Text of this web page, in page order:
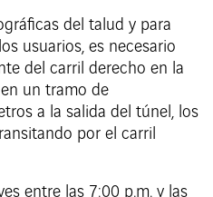
del talud y para
usuarios, es necesario
del carril derecho en la
un tramo de
a la salida del túnel, los
por el carril
entre las 7:00 p.m. y las